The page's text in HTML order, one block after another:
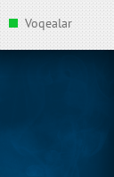
Voqealar